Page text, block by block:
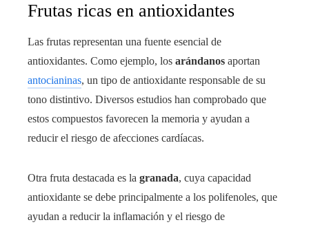
Frutas ricas en antioxidantes
Las frutas representan una fuente esencial de
antioxidantes. Como ejemplo, los arándanos aportan
antocianinas, un tipo de antioxidante responsable de su
tono distintivo. Diversos estudios han comprobado que
estos compuestos favorecen la memoria y ayudan a
reducir el riesgo de afecciones cardíacas.
Otra fruta destacada es la granada, cuya capacidad
antioxidante se debe principalmente a los polifenoles, que
ayudan a reducir la inflamación y el riesgo de